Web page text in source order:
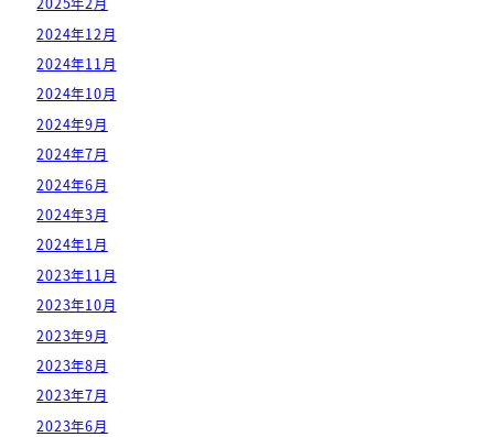
2024年12月
2024年11月
2024年10月
2024年9月
2024年7月
2024年6月
2024年3月
2024年1月
2023年11月
2023年10月
2023年9月
2023年8月
2023年7月
2023年6月